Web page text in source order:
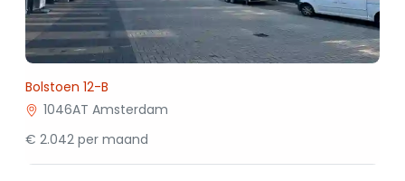
Bolstoen 12-B
1046AT Amsterdam
€ 2.042 per maand